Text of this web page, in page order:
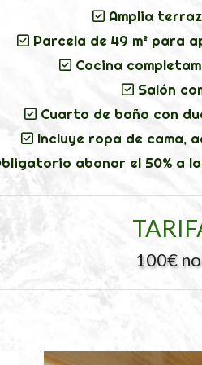
Amplia
Parcela de 49 m² para
Cocina
Salón
Cuarto de baño con
Incluye ropa de cama,
abonar el 50% a
100€